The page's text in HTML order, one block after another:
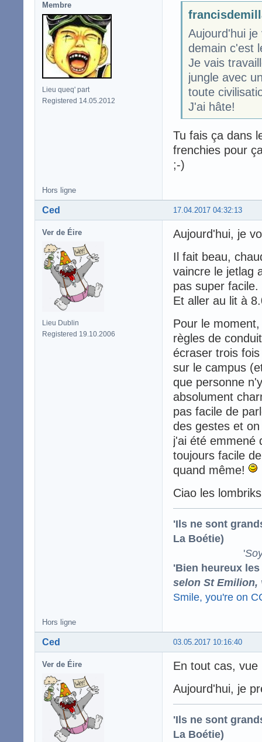
Membre
Lieu queq' part
Registered 14.05.2012
Aujourd'hui
demain c'est
Je vais
jungle avec
toute
J'ai hâte!
Tu fais ça dans
frenchies pour
;-)
Hors ligne
17.04.2017 04:32:13
Ced
Ver de Éire
Lieu Dublin
Registered 19.10.2006
Aujourd'hui, je
Il fait beau,
vaincre le jetlag
pas super facile.
Et aller au lit à
Pour le
règles de
écraser trois
sur le campus
que personne
absolument
pas facile de
des gestes et
j'ai été emmené
toujours facile
quand même!
Ciao les
'Ils ne sont
La Boétie)
'
'Bien heureux
selon St Emilion,
Smile, you're on
Hors ligne
03.05.2017 10:16:40
Ced
Ver de Éire
En tout cas,
Aujourd'hui, je
'Ils ne sont
La Boétie)